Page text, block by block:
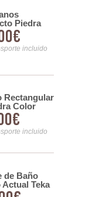
Piedra
grisaceo
incluido
Rectangular
Color
Petra
incluido
de Baño
Actual Teka
Puertas -